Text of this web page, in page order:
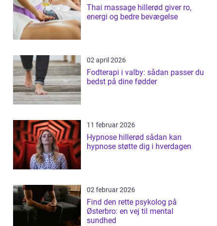
Thai massage hillerød giver ro,
energi og bedre bevægelse
02 april 2026
Fodterapi i valby: sådan passer du
bedst på dine fødder
11 februar 2026
Hypnose hillerød sådan kan
hypnose støtte dig i hverdagen
02 februar 2026
Find den rette psykolog på
Østerbro: en vej til mental
sundhed